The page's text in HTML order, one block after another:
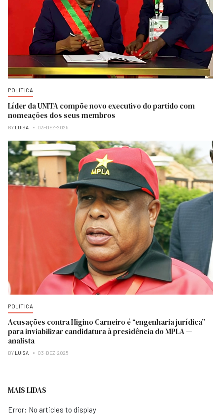
POLITICA
Líder da UNITA compõe novo executivo do partido com
nomeações dos seus membros
BY LUISA 03-DEZ-2025
POLITICA
Acusações contra Higino Carneiro é “engenharia jurídica”
para inviabilizar candidatura à presidência do MPLA —
analista
BY LUISA 03-DEZ-2025
MAIS LIDAS
Error: No articles to display